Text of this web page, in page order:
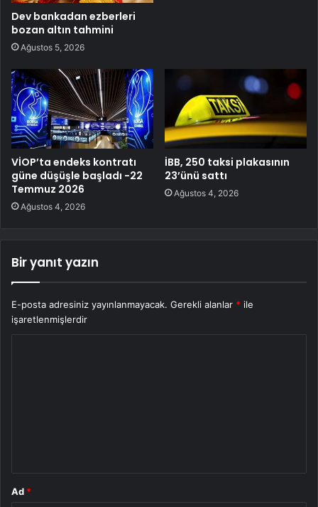
Dev bankadan ezberleri
bozan altın tahmini
Ağustos 5, 2026
VİOP’ta endeks kontratı
güne düşüşle başladı -22
Temmuz 2026
Ağustos 4, 2026
İBB, 250 taksi plakasının
23’ünü sattı
Ağustos 4, 2026
Bir yanıt yazın
E-posta adresiniz yayınlanmayacak. Gerekli alanlar * ile
işaretlenmişlerdir
Ad *